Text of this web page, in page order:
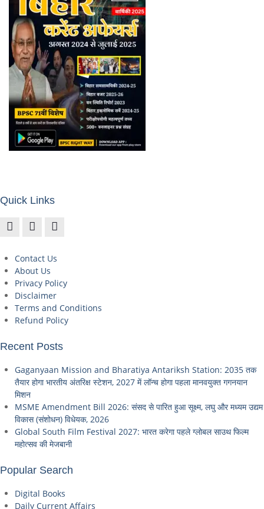
Quick Links
Contact Us
About Us
Privacy Policy
Disclaimer
Terms and Conditions
Refund Policy
Recent Posts
Gaganyaan Mission and Bharatiya Antariksh Station: 2035 तक
तैयार होगा भारतीय अंतरिक्ष स्टेशन, 2027 में लॉन्च होगा पहला मानवयुक्त गगनयान
मिशन
MSME Amendment Bill 2026: संसद से पारित हुआ सूक्ष्म, लघु और मध्यम उद्यम
विकास (संशोधन) विधेयक, 2026
Global South Film Festival 2027: भारत करेगा पहले ग्लोबल साउथ फिल्म
महोत्सव की मेजबानी
Popular Search
Digital Books
Daily Current Affairs